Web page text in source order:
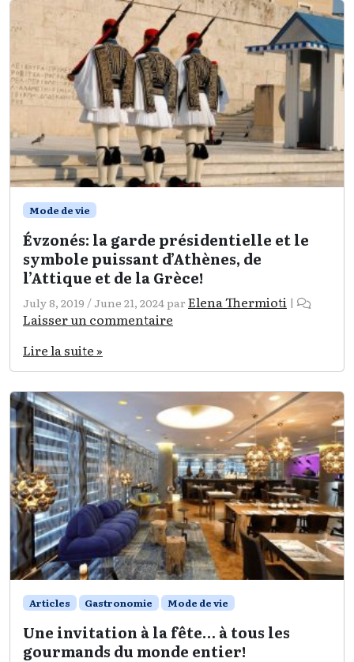
Mode de vie
Évzonés: la garde présidentielle et le
symbole puissant d’Athènes, de
l’Attique et de la Grèce!
July 8, 2019 /June 21, 2024par Elena Thermioti |
Laisser un commentaire
Lire la suite »
Articles Gastronomie Mode de vie
Une invitation à la fête… à tous les
gourmands du monde entier!